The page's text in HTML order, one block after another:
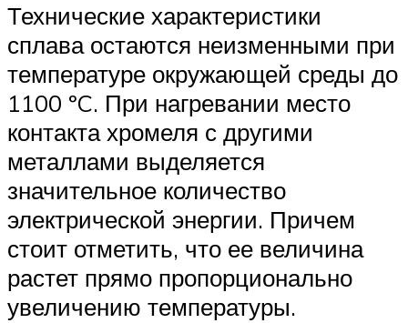
Технические характеристики
сплава остаются неизменными при
температуре окружающей среды до
1100 ºC. При нагревании место
контакта хромеля с другими
металлами выделяется
значительное количество
электрической энергии. Причем
стоит отметить, что ее величина
растет прямо пропорционально
увеличению температуры.